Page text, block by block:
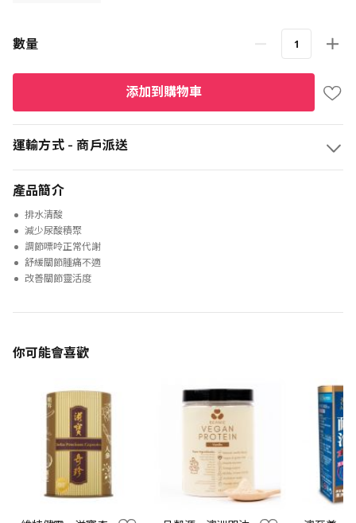
數量
添加到購物車
運輸方式 - 商戶派送
產品簡介
排水清酸
減少尿酸積聚
調節嘌呤正常代謝
舒緩關節腫痛不適
改善關節靈活度
你可能會喜歡